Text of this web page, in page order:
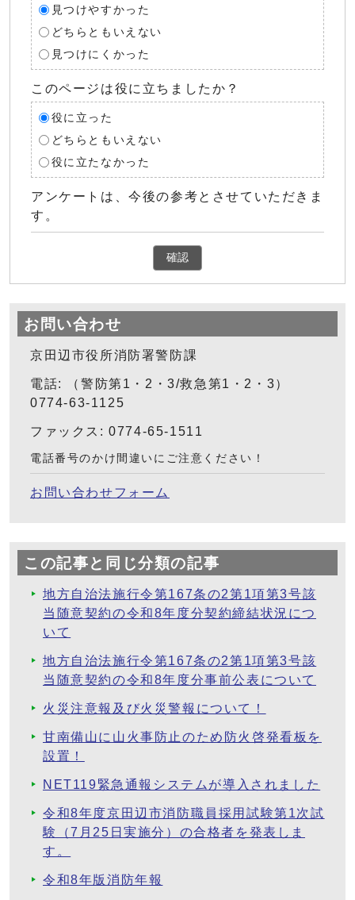
見つけやすかった
どちらともいえない
見つけにくかった
このページは役に立ちましたか？
役に立った
どちらともいえない
役に立たなかった
アンケートは、今後の参考とさせていただきま
す。
確認
お問い合わせ
京田辺市役所消防署警防課
電話: （警防第1・2・3/救急第1・2・3）
0774-63-1125
ファックス: 0774-65-1511
電話番号のかけ間違いにご注意ください！
お問い合わせフォーム
この記事と同じ分類の記事
地方自治法施行令第167条の2第1項第3号該
当随意契約の令和8年度分契約締結状況につ
いて
地方自治法施行令第167条の2第1項第3号該
当随意契約の令和8年度分事前公表について
火災注意報及び火災警報について！
甘南備山に山火事防止のため防火啓発看板を
設置！
NET119緊急通報システムが導入されました
令和8年度京田辺市消防職員採用試験第1次試
験（7月25日実施分）の合格者を発表しま
す。
令和8年版消防年報